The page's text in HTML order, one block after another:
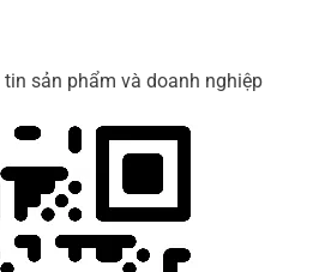
sản phẩm và doanh nghiệp